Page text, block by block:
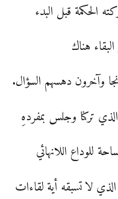
الحكمة قبل البدء
هناك
وآخرون دهسهم السؤال.
الذي تركنا وجلس بمفردهِ
للوداع اللانهائي
الذي لا تسبقه أية لقاءات